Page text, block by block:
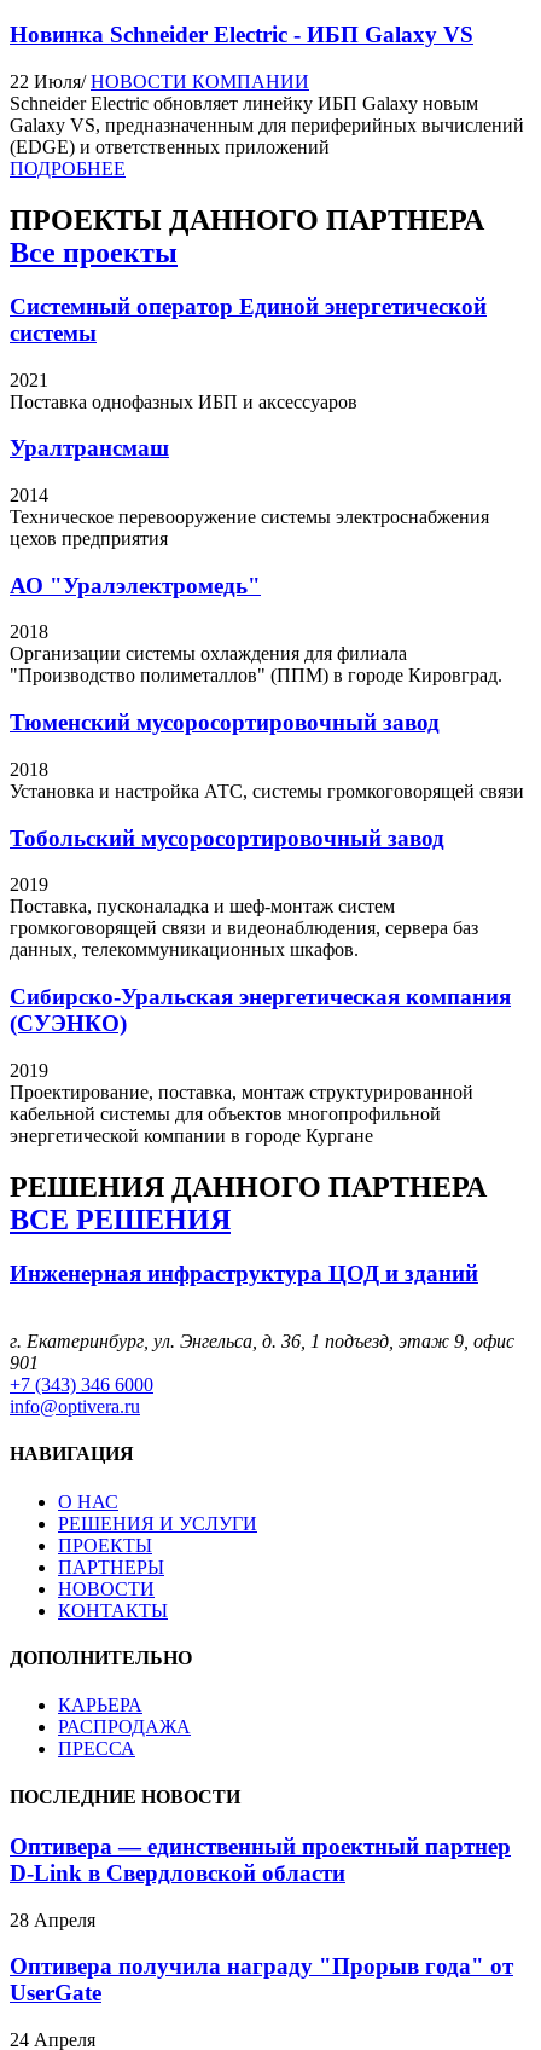
Новинка Schneider Electric - ИБП Galaxy VS
22 Июля/ НОВОСТИ КОМПАНИИ
Schneider Electric обновляет линейку ИБП Galaxy новым
Galaxy VS, предназначенным для периферийных вычислений
(EDGE) и ответственных приложений
ПОДРОБНЕЕ
ПРОЕКТЫ ДАННОГО ПАРТНЕРА
Все проекты
Системный оператор Единой энергетической
системы
2021
Поставка однофазных ИБП и аксессуаров
Уралтрансмаш
2014
Техническое перевооружение системы электроснабжения
цехов предприятия
АО "Уралэлектромедь"
2018
Организации системы охлаждения для филиала
"Производство полиметаллов" (ППМ) в городе Кировград.
Тюменский мусоросортировочный завод
2018
Установка и настройка АТС, системы громкоговорящей связи
Тобольский мусоросортировочный завод
2019
Поставка, пусконаладка и шеф-монтаж систем
громкоговорящей связи и видеонаблюдения, сервера баз
данных, телекоммуникационных шкафов.
Сибирско-Уральская энергетическая компания
(СУЭНКО)
2019
Проектирование, поставка, монтаж структурированной
кабельной системы для объектов многопрофильной
энергетической компании в городе Кургане
РЕШЕНИЯ ДАННОГО ПАРТНЕРА
ВСЕ РЕШЕНИЯ
Инженерная инфраструктура ЦОД и зданий
г. Екатеринбург, ул. Энгельса, д. 36, 1 подъезд, этаж 9, офис
901
+7 (343) 346 6000
info@optivera.ru
НАВИГАЦИЯ
О НАС
РЕШЕНИЯ И УСЛУГИ
ПРОЕКТЫ
ПАРТНЕРЫ
НОВОСТИ
КОНТАКТЫ
ДОПОЛНИТЕЛЬНО
КАРЬЕРА
РАСПРОДАЖА
ПРЕССА
ПОСЛЕДНИЕ НОВОСТИ
Оптивера — единственный проектный партнер
D-Link в Свердловской области
28 Апреля
Оптивера получила награду "Прорыв года" от
UserGate
24 Апреля